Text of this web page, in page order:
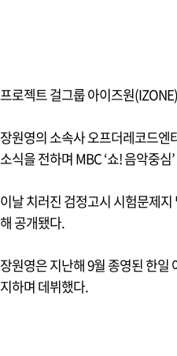
프로젝트 걸그룹 아이즈원
장원영의 소속사 오프더레코드엔
소식을 전하며 MBC ‘쇼! 음악중심
이날 치러진 검정고시 시험문제
해 공개됐다.
장원영은 지난해 9월 종영된 한일
지하며 데뷔했다.